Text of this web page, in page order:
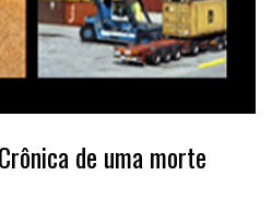
de uma morte